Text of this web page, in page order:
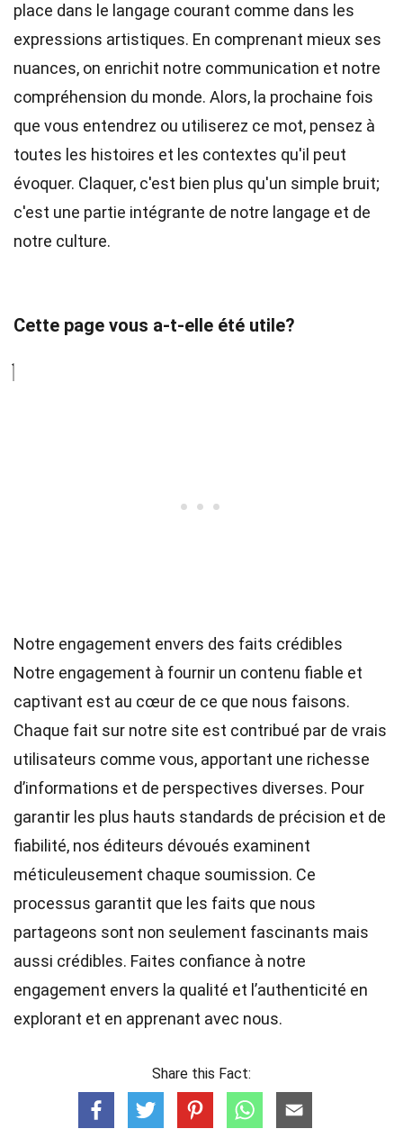
place dans le langage courant comme dans les
expressions artistiques. En comprenant mieux ses
nuances, on enrichit notre communication et notre
compréhension du monde. Alors, la prochaine fois
que vous entendrez ou utiliserez ce mot, pensez à
toutes les histoires et les contextes qu'il peut
évoquer. Claquer, c'est bien plus qu'un simple bruit;
c'est une partie intégrante de notre langage et de
notre culture.
Cette page vous a-t-elle été utile?
Notre engagement envers des faits crédibles
Notre engagement à fournir un contenu fiable et
captivant est au cœur de ce que nous faisons.
Chaque fait sur notre site est contribué par de vrais
utilisateurs comme vous, apportant une richesse
d’informations et de perspectives diverses. Pour
garantir les plus hauts standards de précision et de
fiabilité, nos éditeurs dévoués examinent
méticuleusement chaque soumission. Ce
processus garantit que les faits que nous
partageons sont non seulement fascinants mais
aussi crédibles. Faites confiance à notre
engagement envers la qualité et l’authenticité en
explorant et en apprenant avec nous.
Share this Fact: